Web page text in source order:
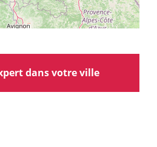
dans votre ville